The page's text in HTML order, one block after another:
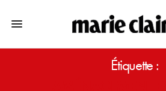
Étiquette :